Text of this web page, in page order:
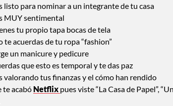
listo para nominar a un integrante de tu casa
MUY sentimental
tu propio tapa bocas de tela
te acuerdas de tu ropa “fashion”
un manicure y pedicure
que esto es temporal y te das paz
valorando tus finanzas y el cómo han rendido
te acabó Netflix pues viste “La Casa de Papel”,